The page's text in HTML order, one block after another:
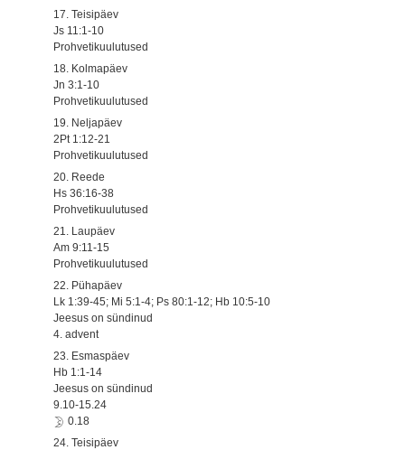
17. Teisipäev
Js 11:1-10
Prohvetikuulutused
18. Kolmapäev
Jn 3:1-10
Prohvetikuulutused
19. Neljapäev
2Pt 1:12-21
Prohvetikuulutused
20. Reede
Hs 36:16-38
Prohvetikuulutused
21. Laupäev
Am 9:11-15
Prohvetikuulutused
22. Pühapäev
Lk 1:39-45; Mi 5:1-4; Ps 80:1-12; Hb 10:5-10
Jeesus on sündinud
4. advent
23. Esmaspäev
Hb 1:1-14
Jeesus on sündinud
9.10-15.24
0.18
24. Teisipäev